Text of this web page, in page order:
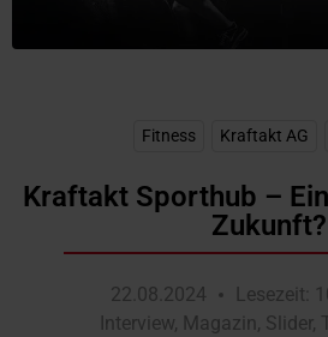
Fitness Kraftakt AG
Kraftakt Sporthub –
Zukunft?
22.08.2024
Lesezeit:
Interview, Magazin, Slider,